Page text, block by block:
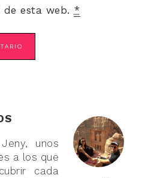
de esta web. *
unos
a los que
cada